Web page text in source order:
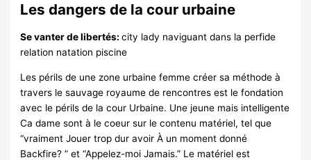
Les dangers de la cour urbaine
Se vanter de libertés:city lady naviguant dans la perfide
relation natation piscine
Les périls de une zone urbaine femme créer sa méthode à
travers le sauvage royaume de rencontres est le fondation
avec le périls de la cour Urbaine. Une jeune mais intelligente
Ca dame sont à le coeur sur le contenu matériel, tel que
“vraiment Jouer trop dur avoir À un moment donné
Backfire? ” et “Appelez-moi Jamais.” Le matériel est